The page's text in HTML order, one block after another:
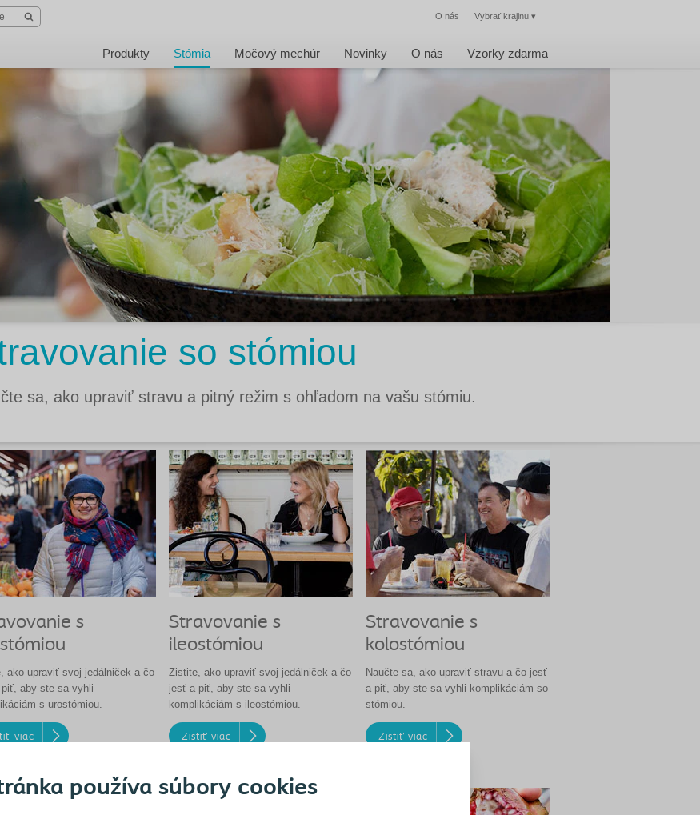
používa súbory cookies
Zatvoriť
O nás Vybrať krajinu ▾
Produkty Stómia Močový mechúr Novinky O nás Vzorky zdarma
so stómiou
sa, ako upraviť stravu a pitný režim s ohľadom na vašu stómiu.
s
ako upraviť svoj jedálniček a čo
aby ste sa vyhli
s urostómiou.
viac
Stravovanie s
ileostómiou
Zistite, ako upraviť svoj jedálniček a čo
jesť a piť, aby ste sa vyhli
komplikáciám s ileostómiou.
Zistiť viac
Stravovanie s
kolostómiou
Naučte sa, ako upraviť stravu a čo jesť
a piť, aby ste sa vyhli komplikáciám so
stómiou.
Zistiť viac